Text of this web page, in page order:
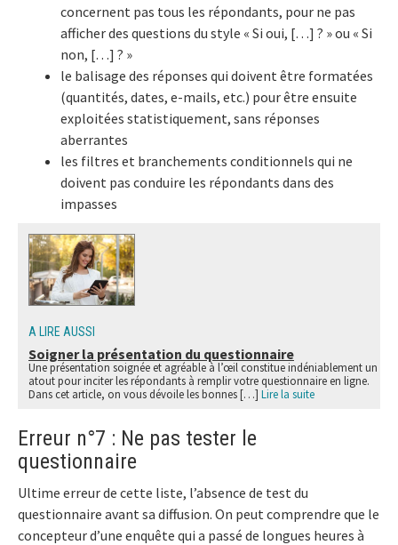
concernent pas tous les répondants, pour ne pas
afficher des questions du style « Si oui, […] ? » ou « Si
non, […] ? »
le balisage des réponses qui doivent être formatées
(quantités, dates, e-mails, etc.) pour être ensuite
exploitées statistiquement, sans réponses
aberrantes
les filtres et branchements conditionnels qui ne
doivent pas conduire les répondants dans des
impasses
A LIRE AUSSI
Soigner la présentation du questionnaire
Une présentation soignée et agréable à l’œil constitue indéniablement un
atout pour inciter les répondants à remplir votre questionnaire en ligne.
Dans cet article, on vous dévoile les bonnes […] Lire la suite
Erreur n°7 : Ne pas tester le
questionnaire
Ultime erreur de cette liste, l’absence de test du
questionnaire avant sa diffusion. On peut comprendre que le
concepteur d’une enquête qui a passé de longues heures à